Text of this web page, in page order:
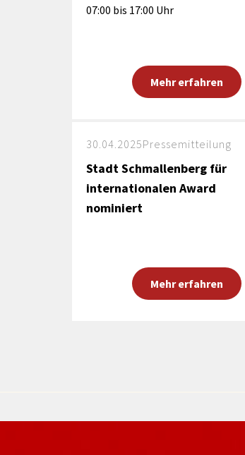
07:00 bis 17:00 Uhr
Mehr erfahren
30.04.2025Pressemitteilung
Stadt Schmallenberg für
internationalen Award
nominiert
Mehr erfahren